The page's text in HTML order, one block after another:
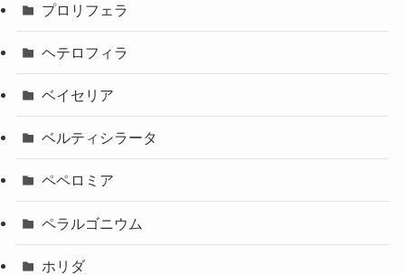
プロリフェラ
ヘテロフィラ
ベイセリア
ベルティシラータ
ペペロミア
ペラルゴニウム
ホリダ